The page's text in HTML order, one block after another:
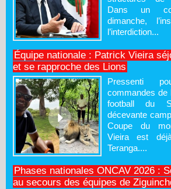
Dans un
dimanche,
l’interdiction...
Équipe nationale : Patrick Vieira
et se rapproche des Lions
Pressenti
commandes de
football du
décevante
Coupe du
Vieira est
Teranga....
Phases nationales ONCAV 2026 :
au secours des équipes de